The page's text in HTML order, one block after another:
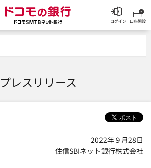
ドコモの銀行 ドコモ
口座開設
ログイン
プレスリリース
2022年９月28日
住信SBIネット銀行株式会社